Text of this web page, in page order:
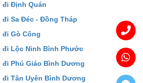
đi Định Quán
đi Sa Đéc - Đồng Tháp
đi Gò Công
đi Lộc Ninh Bình Phước
đi Phú Giáo Bình Dương
đi Tân Uyên Bình Dương